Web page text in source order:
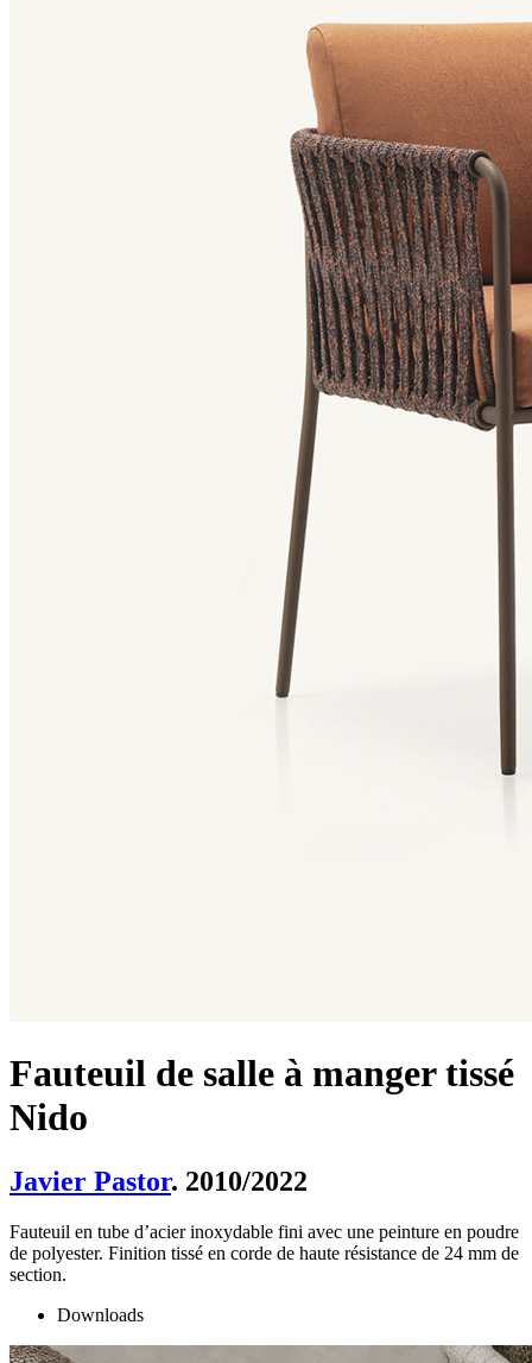
Fauteuil de salle à manger tissé
Nido
Javier Pastor. 2010/2022
Fauteuil en tube d’acier inoxydable fini avec une peinture en poudre
de polyester. Finition tissé en corde de haute résistance de 24 mm de
section.
Downloads